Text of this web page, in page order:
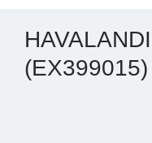
(EX399015)